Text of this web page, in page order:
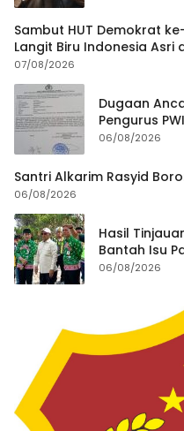
Sambut HUT Demokrat
Langit Biru Indonesia Asri
07/08/2026
Dugaan
Pengurus
dan Jurnalis
06/08/2026
Santri Alkarim Rasyid
06/08/2026
Hasil
Bantah Isu
Pantai
06/08/2026